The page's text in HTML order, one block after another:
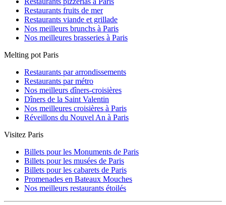
Restaurants fruits de mer
Restaurants viande et grillade
Nos meilleurs brunchs à Paris
Nos meilleures brasseries à Paris
Melting pot Paris
Restaurants par arrondissements
Restaurants par métro
Nos meilleurs dîners-croisières
Dîners de la Saint Valentin
Nos meilleures croisières à Paris
Réveillons du Nouvel An à Paris
Visitez Paris
Billets pour les Monuments de Paris
Billets pour les musées de Paris
Billets pour les cabarets de Paris
Promenades en Bateaux Mouches
Nos meilleurs restaurants étoilés